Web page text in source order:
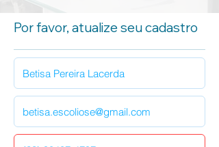
Por favor, atualize seu cadastro